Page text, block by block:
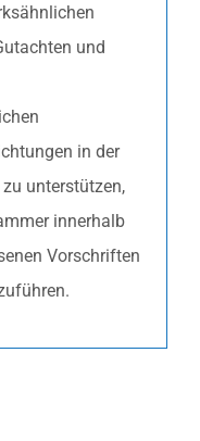
und
in der
unterstützen,
innerhalb
Vorschriften